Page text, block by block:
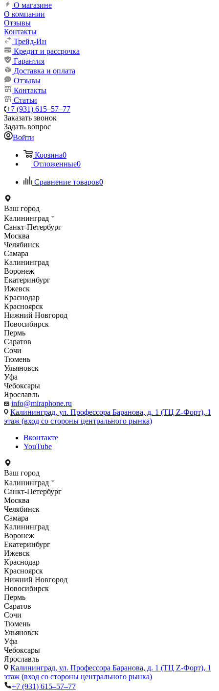
О магазине
О компании
Отзывы
Контакты
Трейд-Ин
Кредит и рассрочка
Гарантия
Доставка и оплата
Отзывы
Контакты
Статьи
+7 (931) 615‒57‒77
Заказать звонок
Задать вопрос
Войти
Корзина0
Отложенные0
Сравнение товаров0
Ваш город
Калининград
Санкт-Петербург
Москва
Челябинск
Самара
Калининград
Воронеж
Екатеринбург
Ижевск
Краснодар
Красноярск
Нижний Новгород
Новосибирск
Пермь
Саратов
Сочи
Тюмень
Ульяновск
Уфа
Чебоксары
Ярославль
info@miraphone.ru
Калининград, ул. Профессора Баранова, д. 1 (ТЦ Z-Форт), 1
этаж (вход со стороны центрального рынка)
Вконтакте
YouTube
Ваш город
Калининград
Санкт-Петербург
Москва
Челябинск
Самара
Калининград
Воронеж
Екатеринбург
Ижевск
Краснодар
Красноярск
Нижний Новгород
Новосибирск
Пермь
Саратов
Сочи
Тюмень
Ульяновск
Уфа
Чебоксары
Ярославль
Калининград, ул. Профессора Баранова, д. 1 (ТЦ Z-Форт), 1
этаж (вход со стороны центрального рынка)
+7 (931) 615‒57‒77